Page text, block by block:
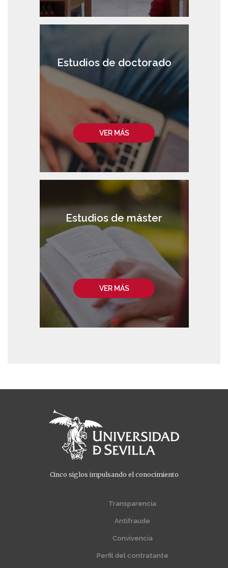
VER MÁS
Estudios de doctorado
VER MÁS
Estudios de máster
Cinco siglos impulsando el conocimiento
Transparencia
Antifraude
Convivencia
Perfil del contratante